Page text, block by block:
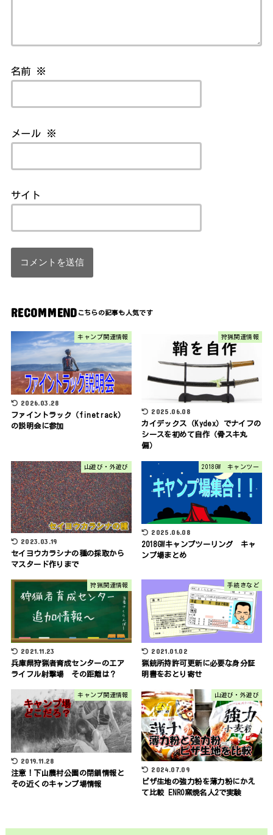
名前 ※
メール ※
サイト
RECOMMEND
キャンプ関連情報
2026.03.28
ファイントラック（finetrack）
の説明会に参加
狩猟関連情報
2025.06.08
カイデックス（Kydex）でナイフの
シースを初めて自作（骨スキ丸
偏）
山遊び・外遊び
2023.03.19
セイヨウカラシナの種の採取から
マスタード作りまで
2018GW キャンツー
2025.06.08
2018GWキャンプツーリング キャ
ンプ場まとめ
狩猟関連情報
2021.11.23
兵庫県狩猟者育成センターのエア
ライフル射撃場 その距離は？
手続きなど
2021.01.02
猟銃所持許可更新に必要な身分証
明書をおとり寄せ
キャンプ関連情報
2019.11.28
注意！下山農村公園の閉鎖情報と
その近くのキャンプ場情報
山遊び・外遊び
2024.07.09
ピザ生地の強力粉を薄力粉にかえ
て比較 ENRO窯焼名人2で実験